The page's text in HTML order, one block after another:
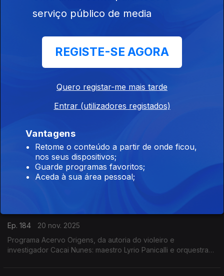
Ngou Bamayoko - Kulu (2005) Intérpretes: Ngou Bamayoko,
'Homenagem ao Mediterrâneo - Festival Jordi Savall' -
Espanha. Festival Jordi Savall.
Raízes
Ep. 185
21 nov. 2025
'GKN5 - Rabeca com orquestração' - Guro Kvifte Nesheim
(Suécia) - 26.7.2024 - Festival de Korro, Suécia
Ep. 184
20 nov. 2025
Programa Acervo Origens, da autoria do violeiro e
investigador Cacai Nunes: maestro Lyrio Panicalli e orquestra
serviço público de media
REGISTE-SE AGORA
Quero registar-me mais tarde
Entrar (utilizadores registados)
Vantagens
Retome o conteúdo a partir de onde ficou,
nos seus dispositivos;
Guarde programas favoritos;
Aceda à sua área pessoal;